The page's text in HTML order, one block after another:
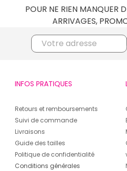
POUR NE RIEN MANQUER
ARRIVAGES,
INFOS PRATIQUES
Retours et remboursements
Suivi de commande
Livraisons
Guide des tailles
Politique de confidentialité
Conditions générales